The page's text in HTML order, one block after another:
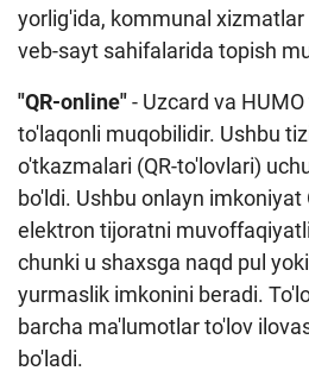
yorlig'ida, kommunal
veb-sayt sahifalarida topish
"QR-online"- Uzcard va
to'laqonli muqobilidir. Ushbu
o'tkazmalari (QR-to'lovlari)
bo'ldi. Ushbu onlayn imkoniyat
elektron tijoratni
chunki u shaxsga naqd pul
yurmaslik imkonini beradi.
barcha ma'lumotlar to'lov
bo'ladi.